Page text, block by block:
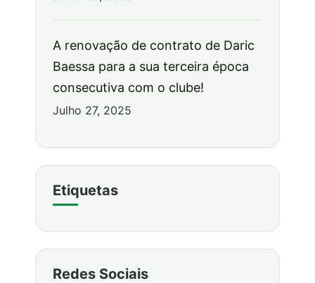
A renovação de contrato de Daric
Baessa para a sua terceira época
consecutiva com o clube!
Julho 27, 2025
Etiquetas
Redes Sociais